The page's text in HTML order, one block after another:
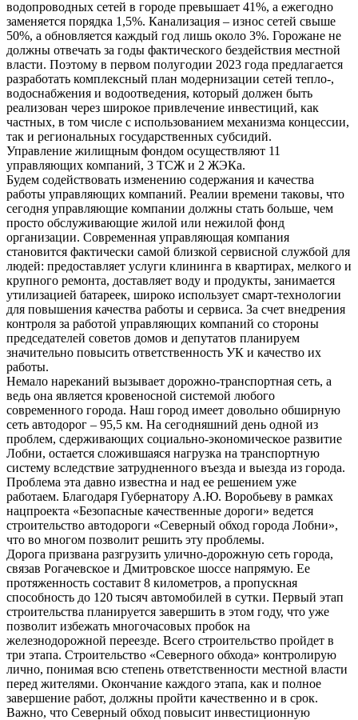
водопроводных сетей в городе превышает 41%, а ежегодно
заменяется порядка 1,5%. Канализация – износ сетей свыше
50%, а обновляется каждый год лишь около 3%. Горожане не
должны отвечать за годы фактического бездействия местной
власти. Поэтому в первом полугодии 2023 года предлагается
разработать комплексный план модернизации сетей тепло-,
водоснабжения и водоотведения, который должен быть
реализован через широкое привлечение инвестиций, как
частных, в том числе с использованием механизма концессии,
так и региональных государственных субсидий.
Управление жилищным фондом осуществляют 11
управляющих компаний, 3 ТСЖ и 2 ЖЭКа.
Будем содействовать изменению содержания и качества
работы управляющих компаний. Реалии времени таковы, что
сегодня управляющие компании должны стать больше, чем
просто обслуживающие жилой или нежилой фонд
организации. Современная управляющая компания
становится фактически самой близкой сервисной службой для
людей: предоставляет услуги клининга в квартирах, мелкого и
крупного ремонта, доставляет воду и продукты, занимается
утилизацией батареек, широко использует смарт-технологии
для повышения качества работы и сервиса. За счет внедрения
контроля за работой управляющих компаний со стороны
председателей советов домов и депутатов планируем
значительно повысить ответственность УК и качество их
работы.
Немало нареканий вызывает дорожно-транспортная сеть, а
ведь она является кровеносной системой любого
современного города. Наш город имеет довольно обширную
сеть автодорог – 95,5 км. На сегодняшний день одной из
проблем, сдерживающих социально-экономическое развитие
Лобни, остается сложившаяся нагрузка на транспортную
систему вследствие затрудненного въезда и выезда из города.
Проблема эта давно известна и над ее решением уже
работаем. Благодаря Губернатору А.Ю. Воробьеву в рамках
нацпроекта «Безопасные качественные дороги» ведется
строительство автодороги «Северный обход города Лобни»,
что во многом позволит решить эту проблемы.
Дорога призвана разгрузить улично-дорожную сеть города,
связав Рогачевское и Дмитровское шоссе напрямую. Ее
протяженность составит 8 километров, а пропускная
способность до 120 тысяч автомобилей в сутки. Первый этап
строительства планируется завершить в этом году, что уже
позволит избежать многочасовых пробок на
железнодорожной переезде. Всего строительство пройдет в
три этапа. Строительство «Северного обхода» контролирую
лично, понимая всю степень ответственности местной власти
перед жителями. Окончание каждого этапа, как и полное
завершение работ, должны пройти качественно и в срок.
Важно, что Северный обход повысит инвестиционную